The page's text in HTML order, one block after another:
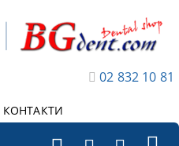
02 832 10 81
КОНТАКТИ